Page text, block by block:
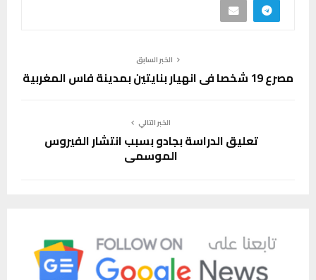
الخبر السابق
مصرع 19 شخصا في انهيار بنايتين بمدينة فاس المغربية
الخبر التالي
تعليق الدراسة بجادو بسبب انتشار الفيروس
الموسمي